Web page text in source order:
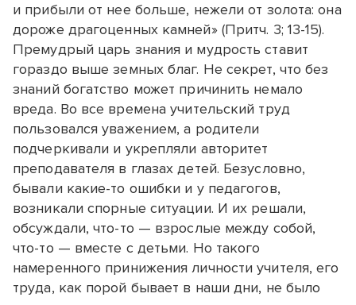
и прибыли от нее больше, нежели от золота: она
дороже драгоценных камней» (Притч. 3; 13-15).
Премудрый царь знания и мудрость ставит
гораздо выше земных благ. Не секрет, что без
знаний богатство может причинить немало
вреда. Во все времена учительский труд
пользовался уважением, а родители
подчеркивали и укрепляли авторитет
преподавателя в глазах детей. Безусловно,
бывали какие-то ошибки и у педагогов,
возникали спорные ситуации. И их решали,
обсуждали, что-то — взрослые между собой,
что-то — вместе с детьми. Но такого
намеренного принижения личности учителя, его
труда, как порой бывает в наши дни, не было